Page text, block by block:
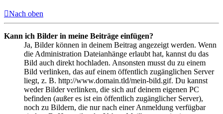
Nach oben
Kann ich Bilder in meine Beiträge einfügen?
Ja, Bilder können in deinem Beitrag angezeigt werden. Wenn
die Administration Dateianhänge erlaubt hat, kannst du das
Bild auch direkt hochladen. Ansonsten musst du zu einem
Bild verlinken, das auf einem öffentlich zugänglichen Server
liegt, z. B. http://www.domain.tld/mein-bild.gif. Du kannst
weder Bilder verlinken, die sich auf deinem eigenen PC
befinden (außer es ist ein öffentlich zugänglicher Server),
noch zu Bildern, die nur nach einer Anmeldung verfügbar